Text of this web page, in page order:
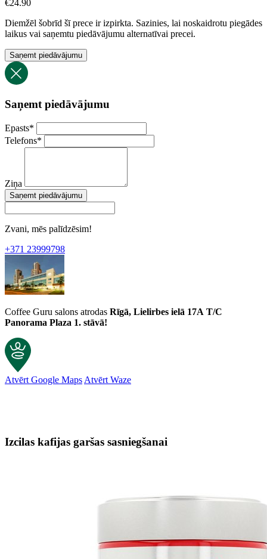
€24.90
Diemžēl šobrīd šī prece ir izpirkta. Sazinies, lai noskaidrotu piegādes
laikus vai saņemtu piedāvājumu alternatīvai precei.
Saņemt piedāvājumu
Saņemt piedāvājumu
Epasts*
Telefons*
Ziņa
Saņemt piedāvājumu
Zvani, mēs palīdzēsim!
+371 23999798
Coffee Guru salons atrodas Rīgā, Lielirbes ielā 17A T/C
Panorama Plaza 1. stāvā!
Atvērt Google Maps Atvērt Waze
Izcilas kafijas garšas sasniegšanai